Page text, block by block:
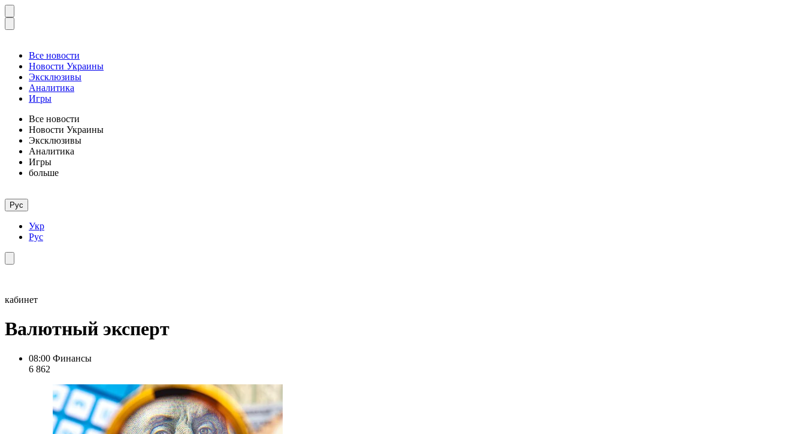
Все новости
Новости Украины
Эксклюзивы
Аналитика
Игры
Все новости
Новости Украины
Эксклюзивы
Аналитика
Игры
больше
Рус
Укр
Рус
кабинет
Валютный эксперт
08:00 Финансы
6 862